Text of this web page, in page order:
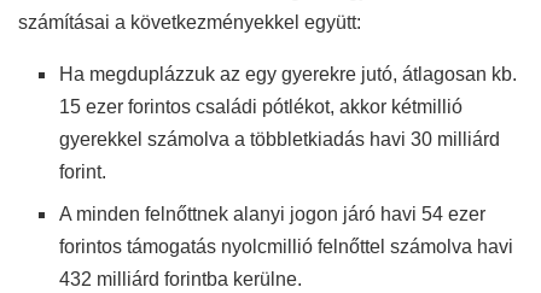
számításai a következményekkel együtt:
Ha megduplázzuk az egy gyerekre jutó, átlagosan kb.
15 ezer forintos családi pótlékot, akkor kétmillió
gyerekkel számolva a többletkiadás havi 30 milliárd
forint.
A minden felnőttnek alanyi jogon járó havi 54 ezer
forintos támogatás nyolcmillió felnőttel számolva havi
432 milliárd forintba kerülne.